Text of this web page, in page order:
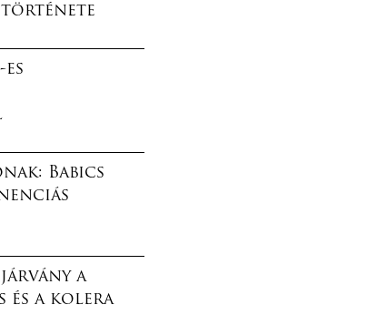
története
es
Babics
a
és a kolera